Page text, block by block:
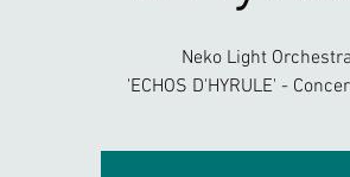
Neko Light Orchestra
'ECHOS D'HYRULE' -